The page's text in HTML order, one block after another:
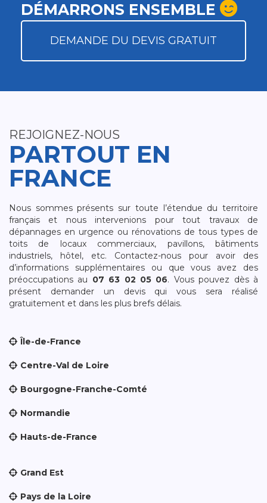
DÉMARRONS ENSEMBLE
DEMANDE DU DEVIS GRATUIT
REJOIGNEZ-NOUS
PARTOUT EN
FRANCE
Nous sommes présents sur toute l’étendue du territoire
français et nous intervenions pour tout travaux de
dépannages en urgence ou rénovations de tous types de
toits de locaux commerciaux, pavillons, bâtiments
industriels, hôtel, etc. Contactez-nous pour avoir des
d’informations supplémentaires ou que vous avez des
préoccupations au 07 63 02 05 06. Vous pouvez dès à
présent demander un devis qui vous sera réalisé
gratuitement et dans les plus brefs délais.
Île-de-France
Centre-Val de Loire
Bourgogne-Franche-Comté
Normandie
Hauts-de-France
Grand Est
Pays de la Loire